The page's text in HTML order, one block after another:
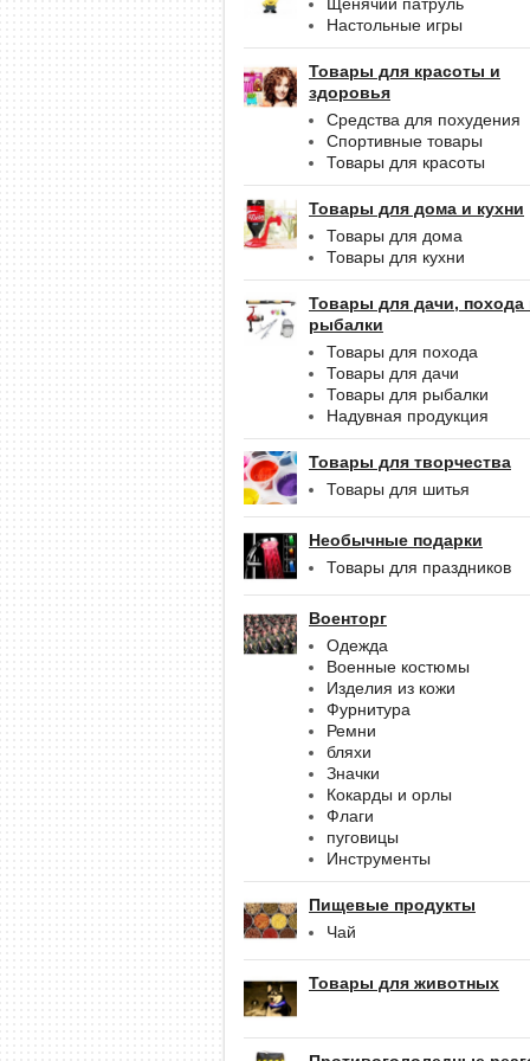
Настольные игры
Товары для красоты и
здоровья
Средства для похудения
Спортивные товары
Товары для красоты
Товары для дома и кухни
Товары для дома
Товары для кухни
Товары для дачи, похода
рыбалки
Товары для похода
Товары для дачи
Товары для рыбалки
Надувная продукция
Товары для творчества
Товары для шитья
Необычные подарки
Товары для праздников
Военторг
Одежда
Военные костюмы
Изделия из кожи
Фурнитура
Ремни
бляхи
Значки
Кокарды и орлы
Флаги
пуговицы
Инструменты
Пищевые продукты
Чай
Товары для животных